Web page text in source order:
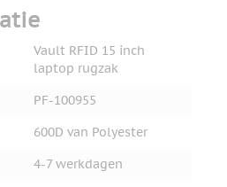
Vault RFID 15 inch
laptop rugzak
PF-100955
600D van Polyester
4-7 werkdagen